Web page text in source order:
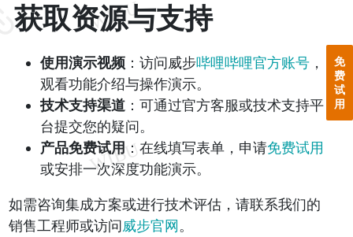
获取资源与支持
使用演示视频：访问威步哔哩哔哩官方账号，
观看功能介绍与操作演示。
技术支持渠道：可通过官方客服或技术支持平
台提交您的疑问。
产品免费试用：在线填写表单，申请免费试用
或安排一次深度功能演示。
如需咨询集成方案或进行技术评估，请联系我们的
销售工程师或访问威步官网。
免
费
试
用